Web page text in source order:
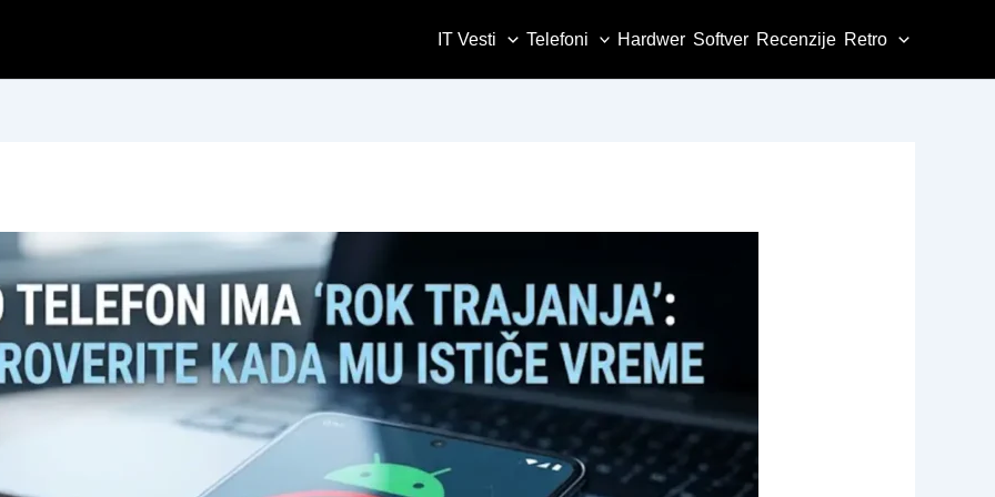
IT Vesti Telefoni Hardwer Softver Recenzije Retro